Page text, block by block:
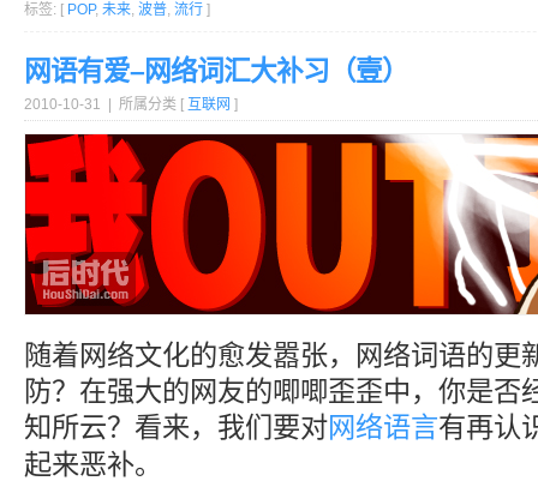
标签: [ POP, 未来, 波普, 流行 ]
网语有爱–网络词汇大补习（壹）
2010-10-31 | 所属分类 [ 互联网 ]
随着网络文化的愈发嚣张，网络词语的更
防？在强大的网友的唧唧歪歪中，你是否
知所云？看来，我们要对网络语言有再认
起来恶补。